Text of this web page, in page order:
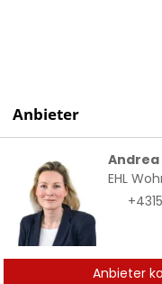
Anbieter
Andrea
EHL
Anbieter